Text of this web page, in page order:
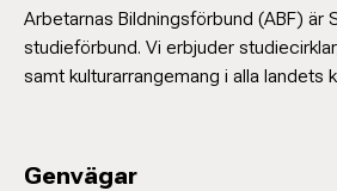
Arbetarnas Bildningsförbund (ABF) är
studieförbund. Vi erbjuder
samt kulturarrangemang i alla landets
Genvägar